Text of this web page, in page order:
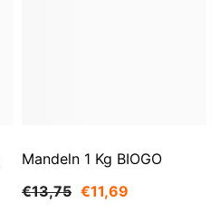
Mandeln 1 Kg BIOGO
€13,75 €11,69